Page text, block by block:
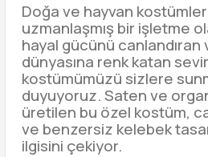
Doğa ve hayvan
uzmanlaşmış bir işletme
hayal gücünü canlandıran
dünyasına renk katan
kostümümüzü sizlere
duyuyoruz. Saten ve
üretilen bu özel kostüm,
ve benzersiz kelebek
ilgisini çekiyor.